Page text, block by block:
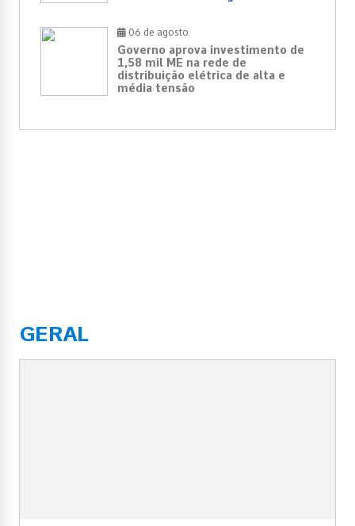
06 de agosto
Governo aprova investimento de
1,58 mil ME na rede de
distribuição elétrica de alta e
média tensão
GERAL